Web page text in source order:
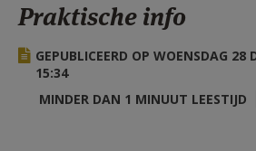
SHOP
ZOEKEN
HULP
Praktische info
GEPUBLICEERD OP WOENSDAG 28
15:34
MINDER DAN 1 MINUUT LEESTIJD